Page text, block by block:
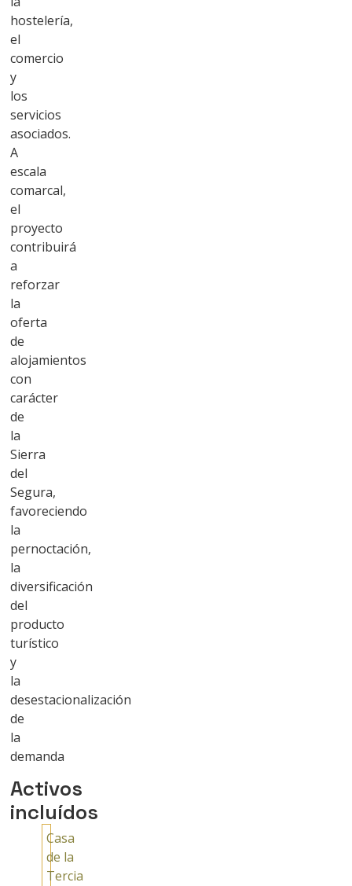
hostelería,
el
comercio
y
los
servicios
asociados.
A
escala
comarcal,
el
proyecto
contribuirá
a
reforzar
la
oferta
de
alojamientos
con
carácter
de
la
Sierra
del
Segura,
favoreciendo
la
pernoctación,
la
diversificación
del
producto
turístico
y
la
desestacionalización
de
la
demanda
Activos
incluídos
Casa
de la
Tercia